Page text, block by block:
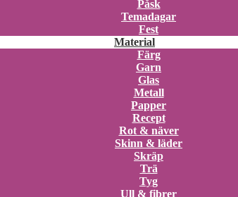
Påsk
Temadagar
Fest
Material
Färg
Garn
Glas
Metall
Papper
Recept
Rot & näver
Skinn & läder
Skräp
Trä
Tyg
Ull & fibrer